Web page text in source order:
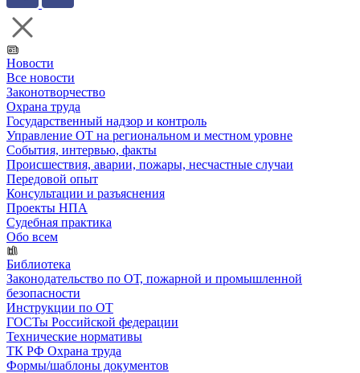
Новости
Все новости
Законотворчество
Охрана труда
Государственный надзор и контроль
Управление ОТ на региональном и местном уровне
События, интервью, факты
Происшествия, аварии, пожары, несчастные случаи
Передовой опыт
Консультации и разъяснения
Проекты НПА
Судебная практика
Обо всем
Библиотека
Законодательство по ОТ, пожарной и промышленной
безопасности
Инструкции по ОТ
ГОСТы Российской федерации
Технические нормативы
ТК РФ Охрана труда
Формы/шаблоны документов